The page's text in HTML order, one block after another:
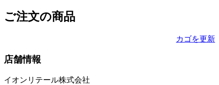
ご注文の商品
カゴを更新
店舗情報
イオンリテール株式会社